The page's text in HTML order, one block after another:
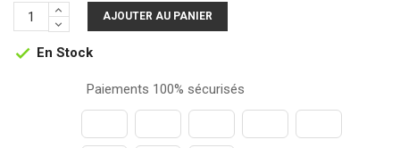
AJOUTER AU PANIER
 En Stock
Paiements 100% sécurisés